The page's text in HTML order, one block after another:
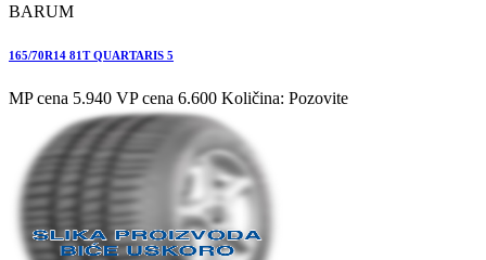
BARUM
165/70R14 81T QUARTARIS 5
MP cena 5.940 VP cena 6.600 Količina: Pozovite